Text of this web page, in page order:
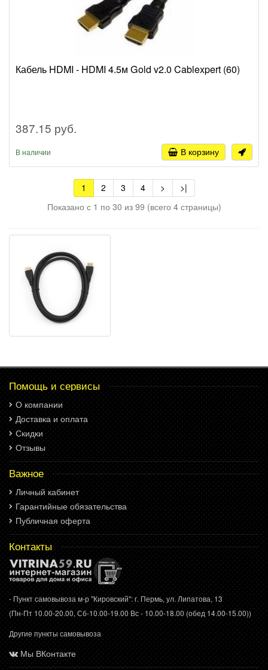
Кабель HDMI - HDMI 4.5м Gold v2.0 Cablexpert (60)
387.15 руб.
В наличии В корзину
1 2 3 4 >
>|
Показано с 1 по 30 из 99 (всего 4 страницы)
Помощь и сервисы
О компании
Доставка и оплата
Скидки
Отзывы
Важное
Личный кабинет
Гарантийные обязательства
Публичная оферта
Контакты
- Пункт самовывоза м-р "Кировский": г. Пермь, ул. Липатова, 13
(Пн-Пт 10.00-20.00, Сб-10.00-19.00 Вс - 10.00-18.00 (обед 14.00-15.00))
Другие пункты самовывоза
Мы ВКонтакте